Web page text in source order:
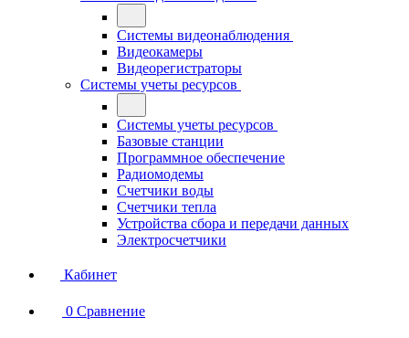
Системы видеонаблюдения
Видеокамеры
Видеорегистраторы
Системы учеты ресурсов
Системы учеты ресурсов
Базовые станции
Программное обеспечение
Радиомодемы
Счетчики воды
Счетчики тепла
Устройства сбора и передачи данных
Электросчетчики
Кабинет
0 Сравнение